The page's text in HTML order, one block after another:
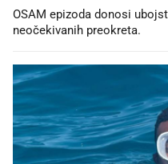
OSAM epizoda donosi
neočekivanih preokreta.